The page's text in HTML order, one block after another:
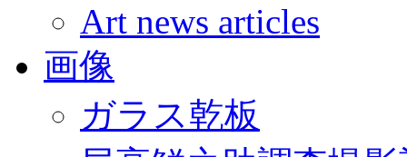
Art news articles
画像
ガラス乾板